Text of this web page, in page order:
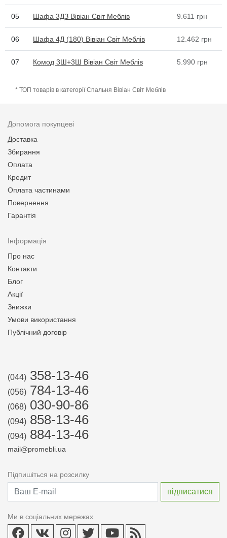
05 Шафа 3ДЗ Вівіан Світ Меблів 9.611 грн
06 Шафа 4Д (180) Вівіан Світ Меблів 12.462 грн
07 Комод 3Ш+3Ш Вівіан Світ Меблів 5.990 грн
* ТОП товарів в категорії Спальня Вівіан Світ Меблів
Допомога покупцеві
Доставка
Збирання
Оплата
Кредит
Оплата частинами
Повернення
Гарантія
Інформація
Про нас
Контакти
Блог
Акції
Знижки
Умови використання
Публічний договір
(044) 358-13-46
(056) 784-13-46
(068) 030-90-86
(094) 858-13-46
(094) 884-13-46
mail@promebli.ua
Підпишіться на розсилку
Ми в соціальних мережах